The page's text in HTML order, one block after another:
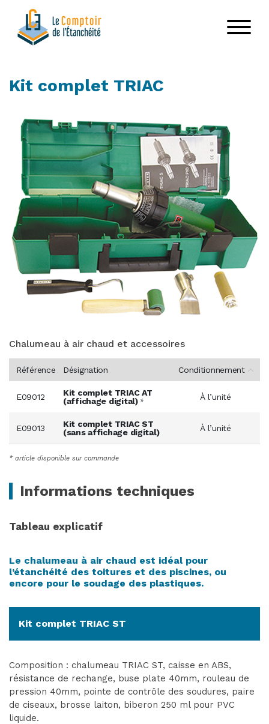
contenu
principal
Kit complet TRIAC
Chalumeau à air chaud et accessoires
Référence Désignation Conditionnement
E09012
Kit complet TRIAC AT
(affichage digital) *
À l’unité
E09013
Kit complet TRIAC ST
(sans affichage digital)
À l’unité
* article disponible sur commande
Informations techniques
Tableau explicatif
Le chalumeau à air chaud est idéal pour
l’étanchéité des toitures et des piscines, ou
encore pour le soudage des plastiques.
Kit complet TRIAC ST
Composition : chalumeau TRIAC ST, caisse en ABS,
résistance de rechange, buse plate 40mm, rouleau de
pression 40mm, pointe de contrôle des soudures, paire
de ciseaux, brosse laiton, biberon 250 ml pour PVC
liquide.